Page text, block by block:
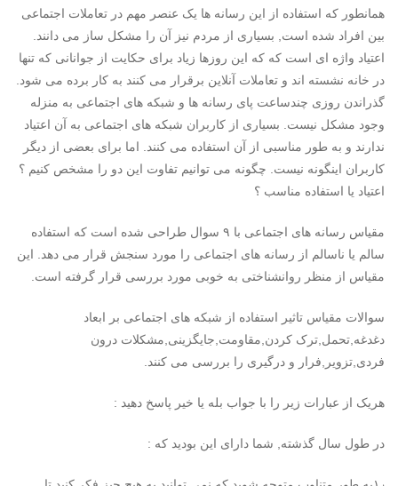
همانطور که استفاده از این رسانه ها یک عنصر مهم در تعاملات اجتماعی
بین افراد شده است, بسیاری از مردم نیز آن را مشکل ساز می دانند.
اعتیاد واژه ای است که که این روزها زیاد برای حکایت از جوانانی که تنها
در خانه نشسته اند و تعاملات آنلاین برقرار می کنند به کار برده می شود.
گذراندن روزی چندساعت پای رسانه ها و شبکه های اجتماعی به منزله
وجود مشکل نیست. بسیاری از کاربران شبکه های اجتماعی به آن اعتیاد
ندارند و به طور مناسبی از آن استفاده می کنند. اما برای بعضی از دیگر
کاربران اینگونه نیست. چگونه می توانیم تفاوت این دو را مشخص کنیم ؟
اعتیاد یا استفاده مناسب ؟
مقیاس رسانه های اجتماعی با ۹ سوال طراحی شده است که استفاده
سالم یا ناسالم از رسانه های اجتماعی را مورد سنجش قرار می دهد. این
مقیاس از منظر روانشناختی به خوبی مورد بررسی قرار گرفته است.
سوالات مقیاس تاثیر استفاده از شبکه های اجتماعی بر ابعاد
دغدغه,تحمل,ترک کردن,مقاومت,جایگزینی,مشکلات درون
فردی,تزویر,فرار و درگیری را بررسی می کنند.
هریک از عبارات زیر را با جواب بله یا خیر پاسخ دهید :
در طول سال گذشته, شما دارای این بودید که :